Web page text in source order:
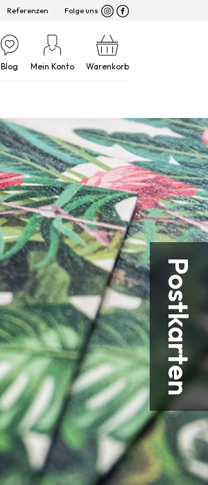
Referenzen Folge uns
Blog Mein Konto Warenkorb
Postkarten